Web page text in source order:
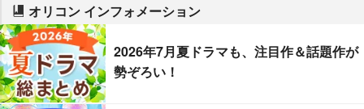
オリコン インフォメーション
2026年7月夏ドラマも、注目作＆話題作が
勢ぞろい！